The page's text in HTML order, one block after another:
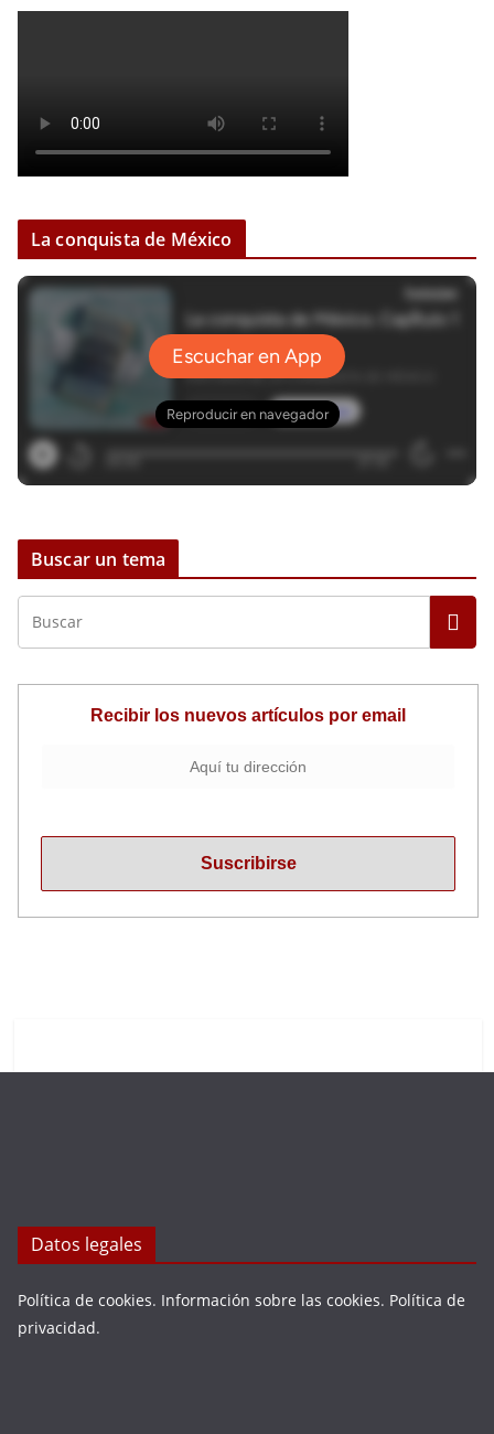
La conquista de México
Buscar un tema
Recibir los nuevos artículos por email
Datos legales
Política de cookies. Información sobre las cookies. Política de
privacidad.